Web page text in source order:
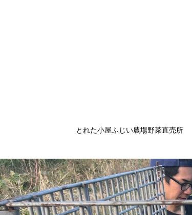
とれた小屋ふじい農場野菜直売所